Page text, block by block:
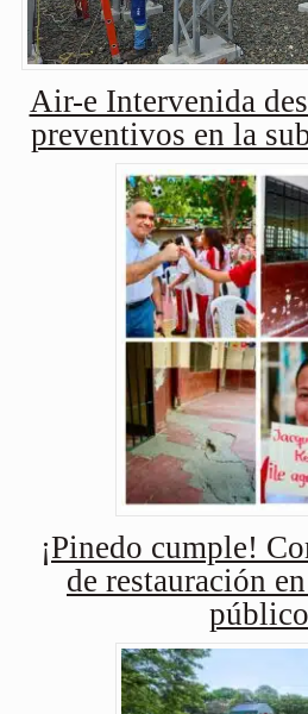
Air-e Intervenida
preventivos en la
¡Pinedo cumple!
de restauración